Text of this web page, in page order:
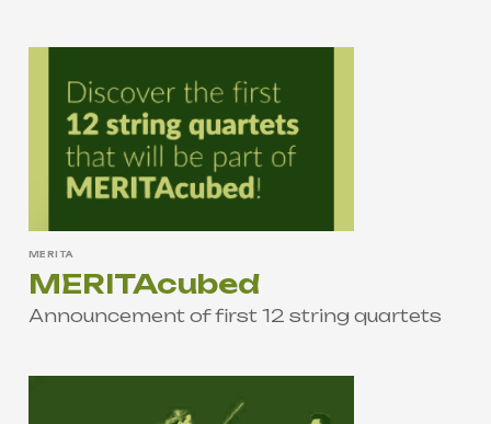
MERITA
MERITAcubed
Announcement of first 12 string quartets